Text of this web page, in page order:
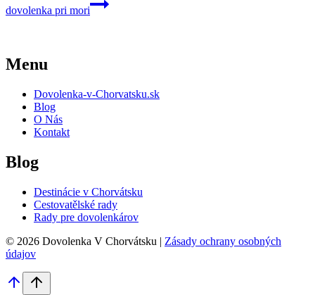
dovolenka pri mori
Menu
Dovolenka-v-Chorvatsku.sk
Blog
O Nás
Kontakt
Blog
Destinácie v Chorvátsku
Cestovatělské rady
Rady pre dovolenkárov
© 2026 Dovolenka V Chorvátsku | Zásady ochrany osobných
údajov